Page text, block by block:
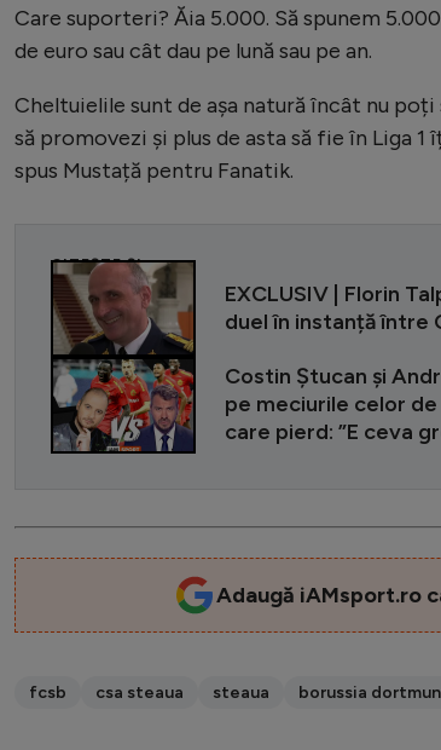
Care suporteri? Ăia 5.000. Să spunem
de euro sau cât dau pe lună sau pe an.
Cheltuielile sunt de așa natură încât nu
să promovezi și plus de asta să fie în Liga
spus Mustață pentru Fanatik.
CITEȘTE ȘI
EXCLUSIV | Florin
duel în instanță între
Costin Ștucan și
pe meciurile celor de
care pierd: ”E ceva
Adaugă iAMsport.ro
fcsb csa steaua steaua borussia